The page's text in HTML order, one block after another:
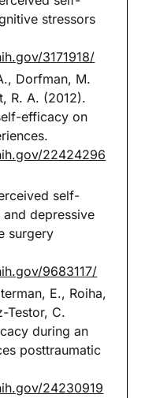
stressors
3171918/
Dorfman, M.
R. A. (2012).
efficacy on
22424296
self-
depressive
surgery
9683117/
E., Roiha,
Testor, C.
during an
posttraumatic
24230919